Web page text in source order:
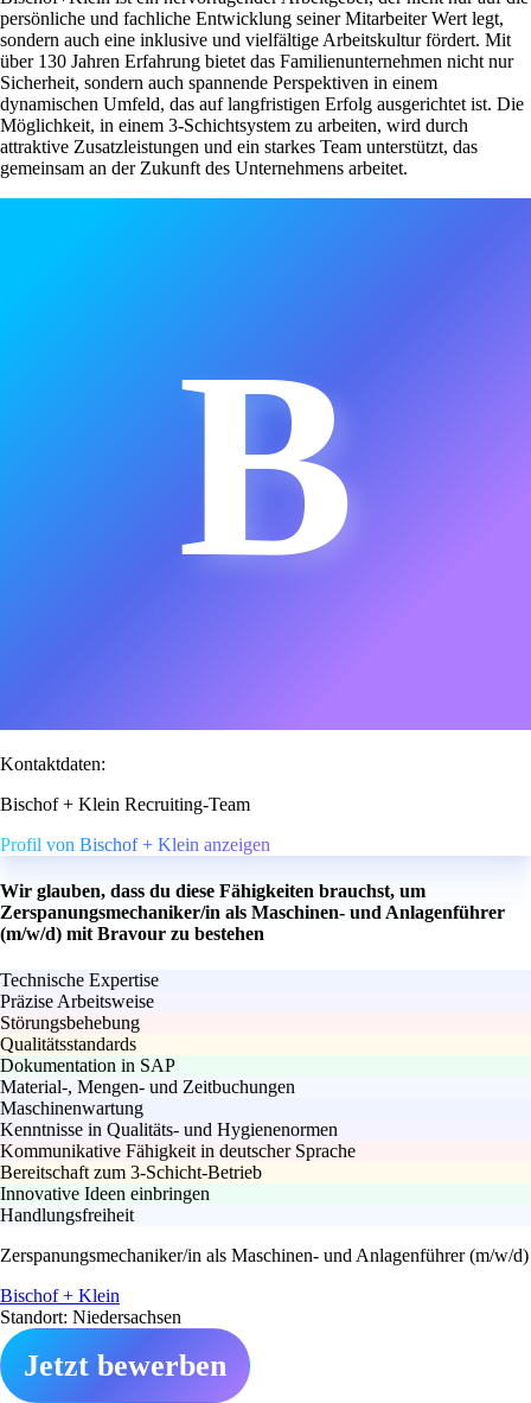
persönliche und fachliche Entwicklung seiner Mitarbeiter Wert legt,
sondern auch eine inklusive und vielfältige Arbeitskultur fördert. Mit
über 130 Jahren Erfahrung bietet das Familienunternehmen nicht nur
Sicherheit, sondern auch spannende Perspektiven in einem
dynamischen Umfeld, das auf langfristigen Erfolg ausgerichtet ist. Die
Möglichkeit, in einem 3-Schichtsystem zu arbeiten, wird durch
attraktive Zusatzleistungen und ein starkes Team unterstützt, das
gemeinsam an der Zukunft des Unternehmens arbeitet.
B
Kontaktdaten:
Bischof + Klein Recruiting-Team
Profil von Bischof + Klein anzeigen
Wir glauben, dass du diese Fähigkeiten brauchst, um
Zerspanungsmechaniker/in als Maschinen- und Anlagenführer
(m/w/d) mit Bravour zu bestehen
Technische Expertise
Präzise Arbeitsweise
Störungsbehebung
Qualitätsstandards
Dokumentation in SAP
Material-, Mengen- und Zeitbuchungen
Maschinenwartung
Kenntnisse in Qualitäts- und Hygienenormen
Kommunikative Fähigkeit in deutscher Sprache
Bereitschaft zum 3-Schicht-Betrieb
Innovative Ideen einbringen
Handlungsfreiheit
Zerspanungsmechaniker/in als Maschinen- und Anlagenführer (m/w/d)
Bischof + Klein
Standort: Niedersachsen
Jetzt bewerben